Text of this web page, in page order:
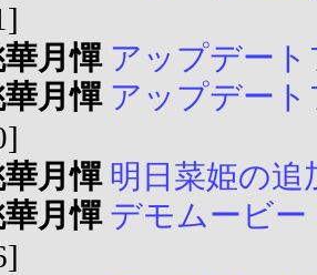
月憚 アップデート
月憚 アップデート
月憚 明日菜姫の
月憚 デモムービー